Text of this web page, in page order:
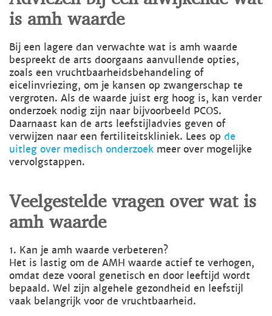
is amh waarde
Bij een lagere dan verwachte wat is amh waarde
bespreekt de arts doorgaans aanvullende opties,
zoals een vruchtbaarheidsbehandeling of
eicelinvriezing, om je kansen op zwangerschap te
vergroten. Als de waarde juist erg hoog is, kan verder
onderzoek nodig zijn naar bijvoorbeeld PCOS.
Daarnaast kan de arts leefstijladvies geven of
verwijzen naar een fertiliteitskliniek. Lees op de
uitleg over medisch onderzoek meer over mogelijke
vervolgstappen.
Veelgestelde vragen over wat is
amh waarde
1. Kan je amh waarde verbeteren?
Het is lastig om de AMH waarde actief te verhogen,
omdat deze vooral genetisch en door leeftijd wordt
bepaald. Wel zijn algehele gezondheid en leefstijl
vaak belangrijk voor de vruchtbaarheid.